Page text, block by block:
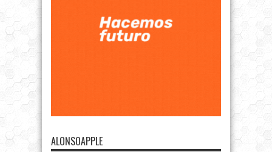
ALONSOAPPLE